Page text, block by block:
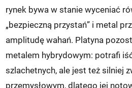
rynek bywa w stanie wyceniać
„bezpieczną przystań” i metal
amplitudę wahań. Platyna
metalem hybrydowym: potrafi
szlachetnych, ale jest też silniej
przemysłowym, dlatego jej